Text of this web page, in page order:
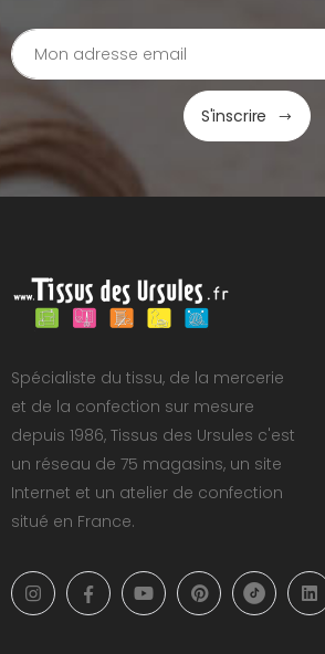
S'inscrire
Spécialiste du tissu, de la mercerie
et de la confection sur mesure
depuis 1986, Tissus des Ursules c'est
un réseau de 75 magasins, un site
Internet et un atelier de confection
situé en France.